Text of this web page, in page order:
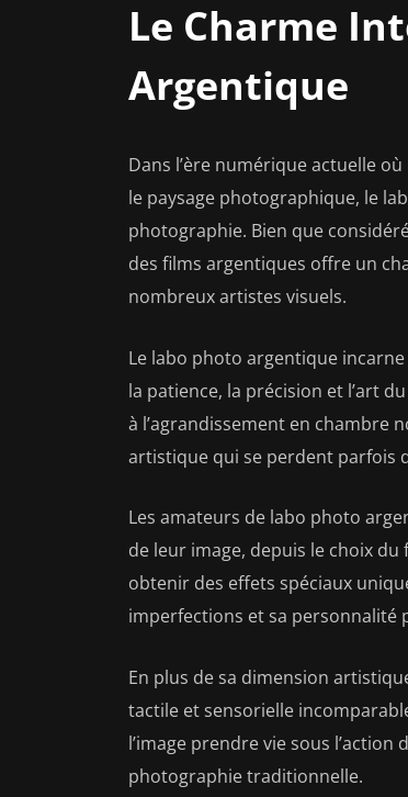
Le Charme
Argentique
Dans l’ère numérique actuelle
le paysage photographique, le
photographie. Bien que
des films argentiques offre un
nombreux artistes visuels.
Le labo photo argentique
la patience, la précision et l’art
à l’agrandissement en chambre
artistique qui se perdent parfois
Les amateurs de labo photo
de leur image, depuis le choix
obtenir des effets spéciaux
imperfections et sa personnalité
En plus de sa dimension
tactile et sensorielle
l’image prendre vie sous
photographie traditionnelle.